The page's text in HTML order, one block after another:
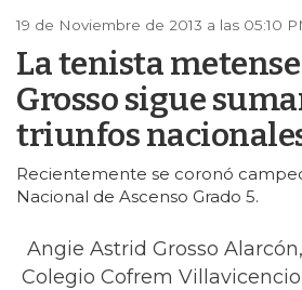
19 de Noviembre de 2013 a las 05:10
La tenista
Grosso sigue
triunfos
Recientemente se coronó
Nacional de Ascenso Grado 5.
Angie Astrid Grosso
Colegio Cofrem